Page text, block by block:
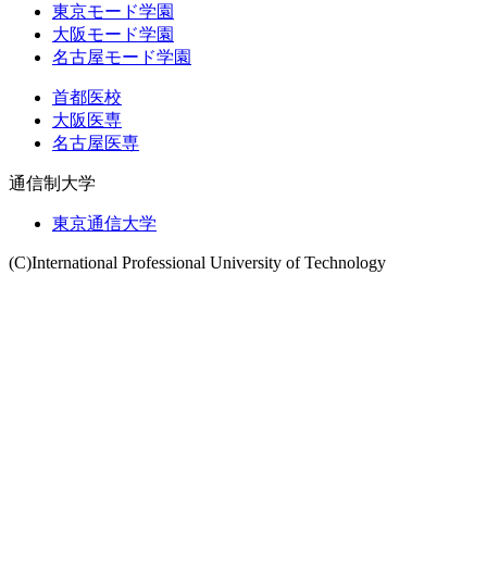
東京モード学園
大阪モード学園
名古屋モード学園
首都医校
大阪医専
名古屋医専
通信制大学
東京通信大学
(C)International Professional University of Technology